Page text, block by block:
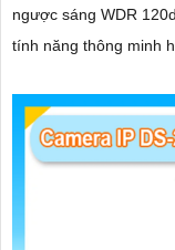
ngược sáng WDR
tính năng thông minh